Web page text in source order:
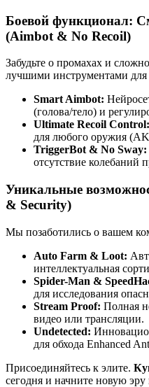
Боевой функционал:
(Aimbot & No Recoil)
Забудьте о промахах и
лучшими инструментами для
Smart Aimbot:
(голова/тело) и
Ultimate Recoil Control:
для любого оружия
TriggerBot & No Sway:
отсутствие колебаний
Уникальные
& Security)
Мы позаботились о вашем
Auto Farm & Loot:
интеллектуальная
Spider-Man &
для исследования
Stream Proof: Полная
видео или трансляции.
Undetected:
для обхода Enhanced
Присоединяйтесь к элите.
сегодня и начните новую